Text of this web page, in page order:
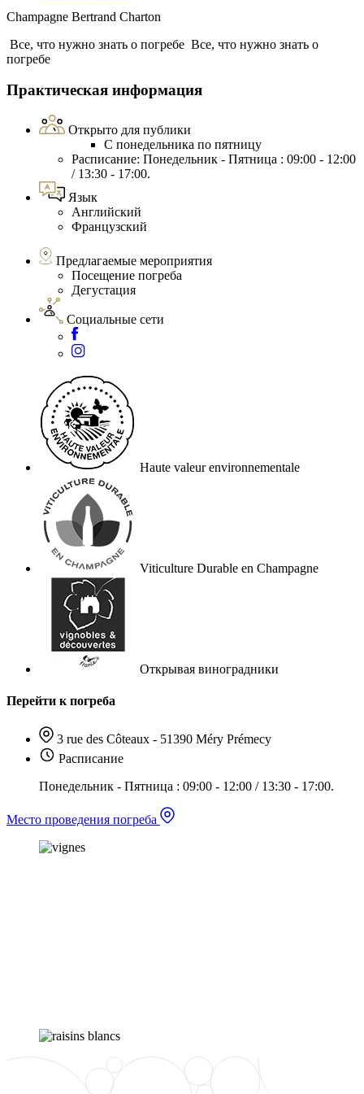
Champagne Bertrand Charton
Все, что нужно знать о погребе Все, что нужно знать о
погребе
Практическая информация
Открыто для публики
С понедельника по пятницу
Расписание: Понедельник - Пятница : 09:00 - 12:00
/ 13:30 - 17:00.
Язык
Английский
Французский
Предлагаемые мероприятия
Посещение погреба
Дегустация
Социальные сети
Haute valeur environnementale
Viticulture Durable en Champagne
Открывая виноградники
Перейти к погреба
3 rue des Côteaux - 51390 Méry Prémecy
Расписание
Понедельник - Пятница : 09:00 - 12:00 / 13:30 - 17:00.
Место проведения погреба